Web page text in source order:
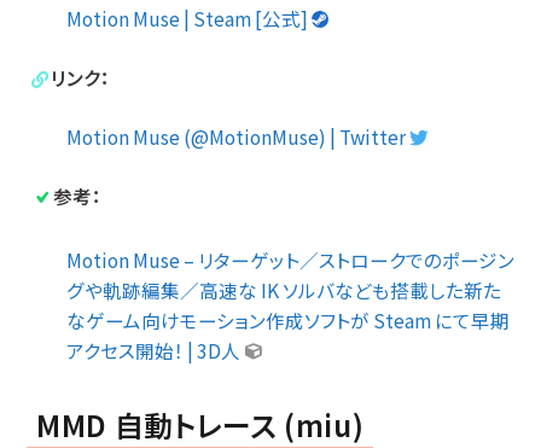
Motion Muse | Steam [公式]
リンク：
Motion Muse (@MotionMuse) | Twitter
参考：
Motion Muse – リターゲット／ストロークでのポージン
グや軌跡編集／高速な IK ソルバなども搭載した新た
なゲーム向けモーション作成ソフトが Steam にて早期
アクセス開始！ | 3D人
MMD 自動トレース (miu)